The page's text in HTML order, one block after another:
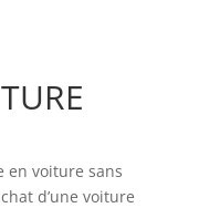
en voiture sans
d’une voiture